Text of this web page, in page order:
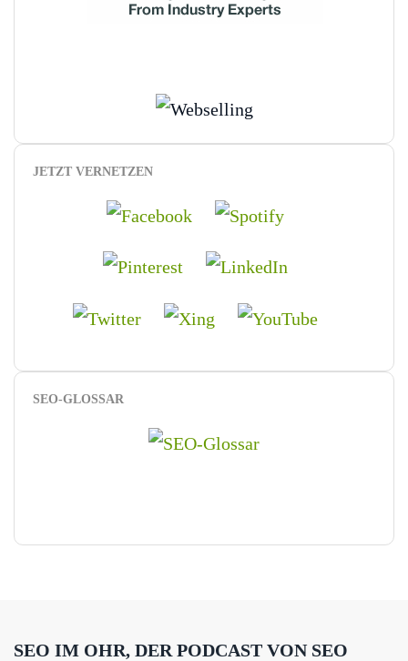
JETZT VERNETZEN
SEO-GLOSSAR
SEO IM OHR, DER PODCAST VON SEO